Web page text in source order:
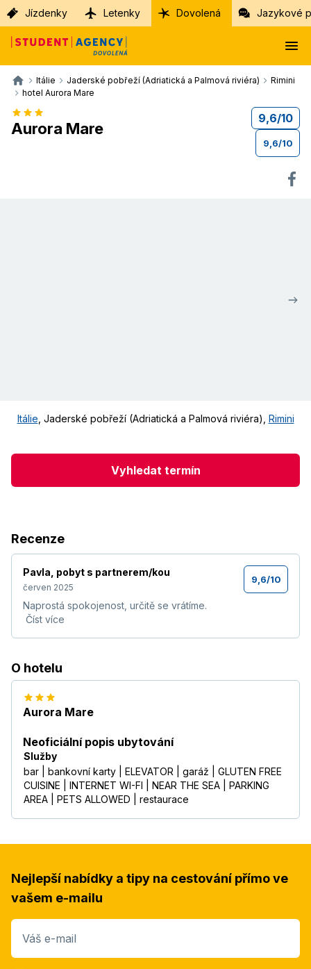
Jízdenky Letenky Dovolená Jazykové
Itálie Jaderské pobřeží (Adriatická a Palmová riviéra)
Rimini
hotel Aurora Mare
Aurora Mare
9,6/10
9,6/10
Itálie Jaderské pobřeží (Adriatická a Palmová riviéra) Rimini
Vyhledat termín
Recenze
Pavla pobyt s partnerem/kou
červen 2025
Naprostá spokojenost, určitě se vrátíme.
Číst více
9,6/10
O hotelu
Aurora Mare
Neoficiální popis ubytování
Služby
bar | bankovní karty | ELEVATOR | garáž | GLUTEN FREE
CUISINE | INTERNET WI-FI | NEAR THE SEA | PARKING
AREA | PETS ALLOWED | restaurace
Nejlepší nabídky a tipy na cestování přímo ve
vašem e-mailu
Váš e-mail